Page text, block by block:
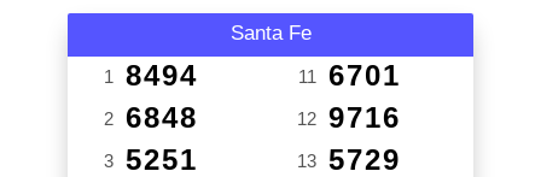
Santa Fe
1 8494
2 6848
3 5251
11 6701
12 9716
13 5729